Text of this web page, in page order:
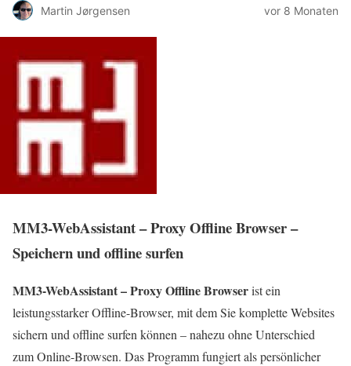
Martin Jørgensen vor 8 Monaten
MM3-WebAssistant – Proxy Offline Browser –
Speichern und offline surfen
MM3-WebAssistant – Proxy Offline Browserist ein
leistungsstarker Offline-Browser, mit dem Sie komplette Websites
sichern und offline surfen können – nahezu ohne Unterschied
zum Online-Browsen. Das Programm fungiert als persönlicher